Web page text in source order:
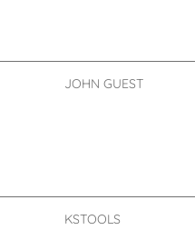
JOHN GUEST
KSTOOLS